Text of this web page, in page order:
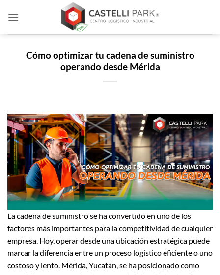
Cómo optimizar tu cadena de suministro
operando desde Mérida
La cadena de suministro se ha convertido en uno de los
factores más importantes para la competitividad de cualquier
empresa. Hoy, operar desde una ubicación estratégica puede
marcar la diferencia entre un proceso logístico eficiente o uno
costoso y lento. Mérida, Yucatán, se ha posicionado como